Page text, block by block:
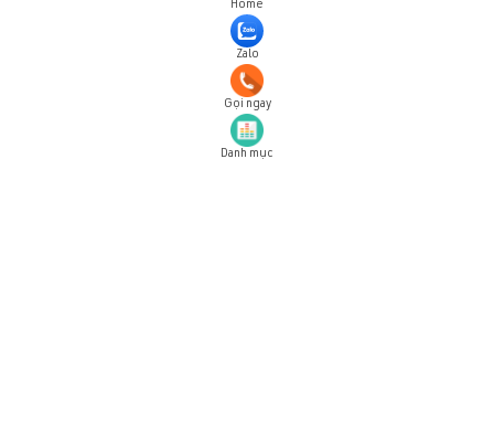
Home
Zalo
Gọi ngay
Danh mục